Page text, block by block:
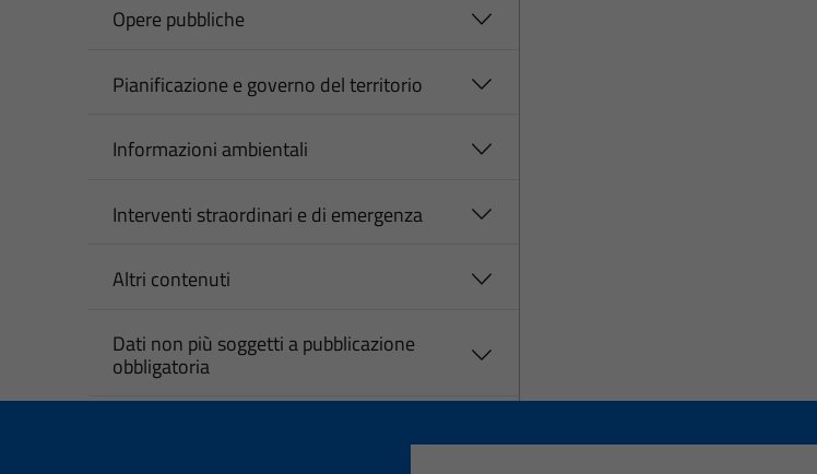
Opere pubbliche
Pianificazione e governo del territorio
Informazioni ambientali
Interventi straordinari e di emergenza
Altri contenuti
Dati non più soggetti a pubblicazione
obbligatoria